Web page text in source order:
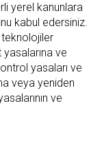
yerel kanunlara
kabul edersiniz.
teknolojiler
ve
yasaları ve
veya yeniden
ve